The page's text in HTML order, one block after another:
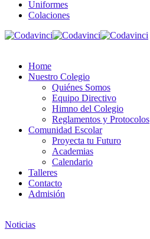
Uniformes
Colaciones
Home
Nuestro Colegio
Quiénes Somos
Equipo Directivo
Himno del Colegio
Reglamentos y Protocolos
Comunidad Escolar
Proyecta tu Futuro
Academias
Calendario
Talleres
Contacto
Admisión
Noticias